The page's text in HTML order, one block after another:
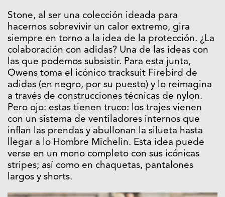
Stone, al ser una colección ideada para
hacernos sobrevivir un calor extremo, gira
siempre en torno a la idea de la protección. ¿La
colaboración con adidas? Una de las ideas con
las que podemos subsistir. Para esta junta,
Owens toma el icónico tracksuit Firebird de
adidas (en negro, por su puesto) y lo reimagina
a través de construcciones técnicas de nylon.
Pero ojo: estas tienen truco: los trajes vienen
con un sistema de ventiladores internos que
inflan las prendas y abullonan la silueta hasta
llegar a lo Hombre Michelin. Esta idea puede
verse en un mono completo con sus icónicas
stripes; así como en chaquetas, pantalones
largos y shorts.